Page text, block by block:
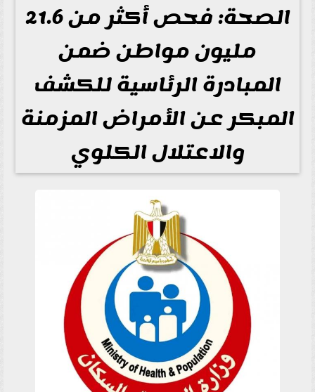
الصحة: فحص أكثر من 21.6
مليون مواطن ضمن
المبادرة الرئاسية للكشف
المبكر عن الأمراض المزمنة
والاعتلال الكلوي